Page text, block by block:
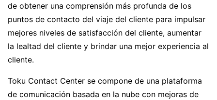
de obtener una comprensión más profunda de los
puntos de contacto del viaje del cliente para impulsar
mejores niveles de satisfacción del cliente, aumentar
la lealtad del cliente y brindar una mejor experiencia al
cliente.
Toku Contact Center se compone de una plataforma
de comunicación basada en la nube con mejoras de